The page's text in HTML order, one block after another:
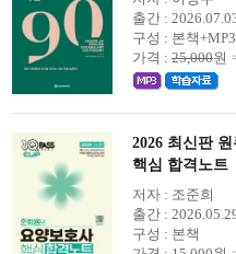
출간 :
구성 : 본책
가격 : 25,000원
2026 최신판
핵심 합격노트
저자 : 조준희
출간 :
구성 : 본책